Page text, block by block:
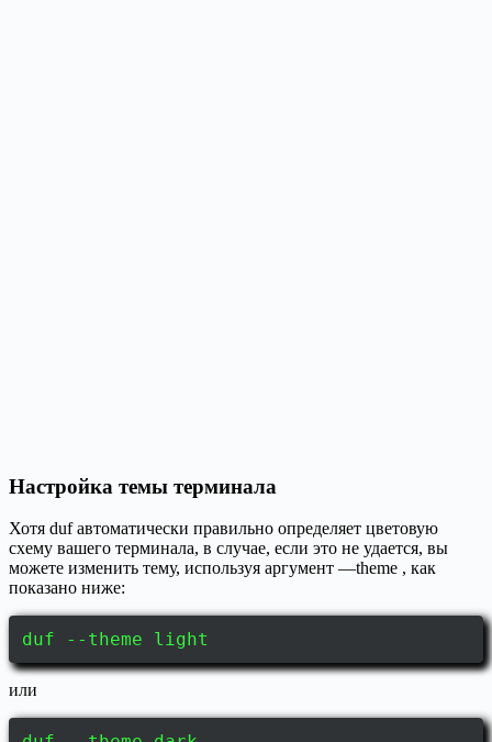
Настройка темы терминала
Хотя duf автоматически правильно определяет цветовую
схему вашего терминала, в случае, если это не удается, вы
можете изменить тему, используя аргумент —theme , как
показано ниже:
duf --theme light
или